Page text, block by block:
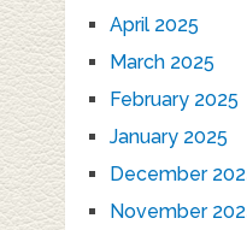
April 2025
March 2025
February 2025
January 2025
December
November